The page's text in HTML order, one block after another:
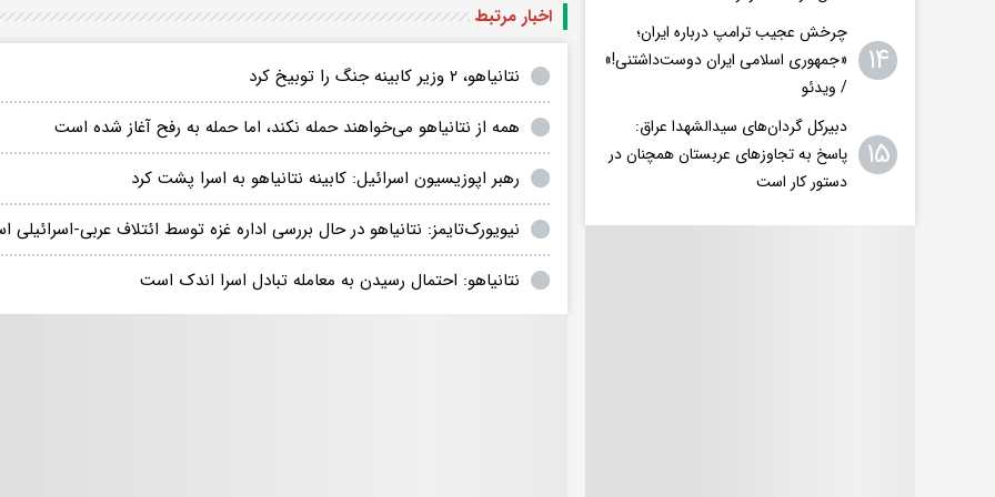
اخبار مرتبط
نتانیاهو، ۲ وزیر کابینه جنگ را توبیخ کرد
همه از نتانیاهو می‌خواهند حمله نکند، اما حمله به رفح آغاز شده است
رهبر اپوزیسیون اسرائیل: کابینه نتانیاهو به اسرا پشت کرد
نیویورک‌تایمز: نتانیاهو در حال بررسی اداره غزه توسط ائتلاف عربی-اسرائیلی
نتانیاهو: احتمال رسیدن به معامله تبادل اسرا اندک است
۱۴
چرخش عجیب ترامپ درباره ایران؛
«جمهوری اسلامی ایران دوست‌داشتنی!»
/ ویدئو
۱۵
دبیرکل گردان‌های سیدالشهدا عراق:
پاسخ به تجاوزهای عربستان همچنان در
دستور کار است